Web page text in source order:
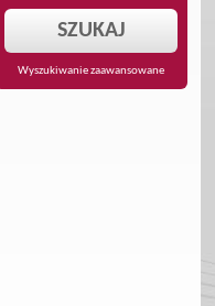
Wyszukiwanie zaawansowane